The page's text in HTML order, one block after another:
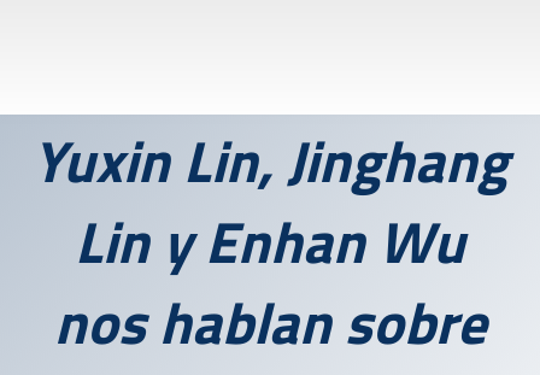
Yuxin Lin, Jinghang
Lin y Enhan Wu
nos hablan sobre